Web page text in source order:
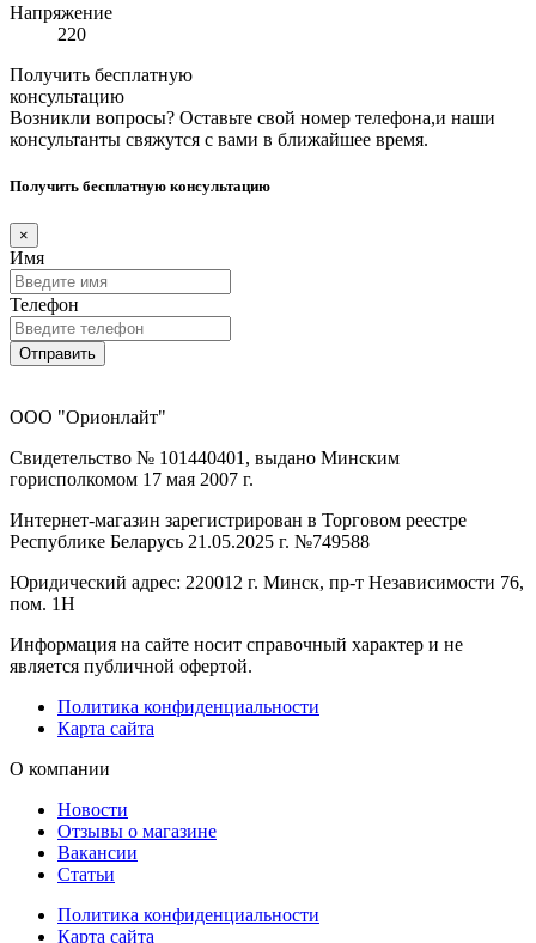
Напряжение
220
Получить бесплатную
консультацию
Возникли вопросы? Оставьте свой номер телефона,и наши
консультанты свяжутся с вами в ближайшее время.
Получить бесплатную консультацию
×
Имя
Телефон
Отправить
ООО "Орионлайт"
Свидетельство № 101440401, выдано Минским
горисполкомом 17 мая 2007 г.
Интернет-магазин зарегистрирован в Торговом реестре
Республике Беларусь 21.05.2025 г. №749588
Юридический адрес: 220012 г. Минск, пр-т Независимости 76,
пом. 1Н
Информация на сайте носит справочный характер и не
является публичной офертой.
Политика конфиденциальности
Карта сайта
О компании
Новости
Отзывы о магазине
Вакансии
Статьи
Политика конфиденциальности
Карта сайта